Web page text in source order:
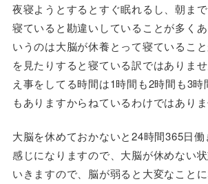
夜寝ようとするとすぐ眠れるし、朝ま
寝ていると勘違いしていることが多く
いうのは大脳が休養とって寝ているこ
を見たりすると寝ている訳ではありま
え事をしてる時間は1時間も2時間も3時
もありますからねているわけではありま
大脳を休めておかないと24時間365日働
感じになりますので、大脳が休めない
いきますので、脳が弱ると大変なことに